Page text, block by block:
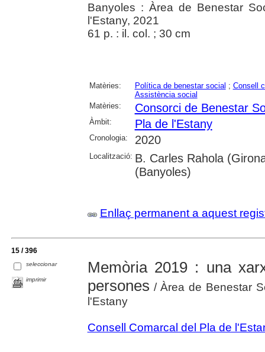
Banyoles : Àrea de Benestar
l'Estany, 2021
61 p. : il. col. ; 30 cm
Matèries: Política de benestar social ; Consell
Assistència social
Matèries:
Consorci de Benestar
Àmbit: Pla de l'Estany
Cronologia: 2020
Localització: B. Carles Rahola
(Banyoles)
Enllaç permanent a aquest
15 / 396
seleccionar
imprimir
Memòria 2019 : una
persones / Àrea de Benestar
l'Estany
Consell Comarcal del Pla de